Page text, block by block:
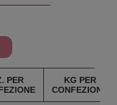
PER
KG PER
CONFEZIONE